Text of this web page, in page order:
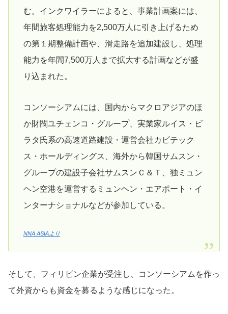
む。インクワイラーによると、事業計画案には、
年間旅客処理能力を2,500万人に引き上げるため
の第１期整備計画や、滑走路を追加建設し、処理
能力を年間7,500万人まで拡大する計画などが盛
り込まれた。
コンソーシアムには、国内からマクロアジアのほ
か財閥ユチェンコ・グループ、実業家ルイス・ビ
ラタ氏系の高速道路建設・運営会社カビテック
ス・ホールディングス、海外から韓国サムスン・
グループの建設子会社サムスンＣ＆Ｔ、独ミュン
ヘン空港を運営するミュンヘン・エアポート・イ
ンターナショナルなどが参加している。
NNA ASIAより
そして、フィリピン企業が受注し、コンソーシアムを作っ
て外資からも資金を募るような感じになった。